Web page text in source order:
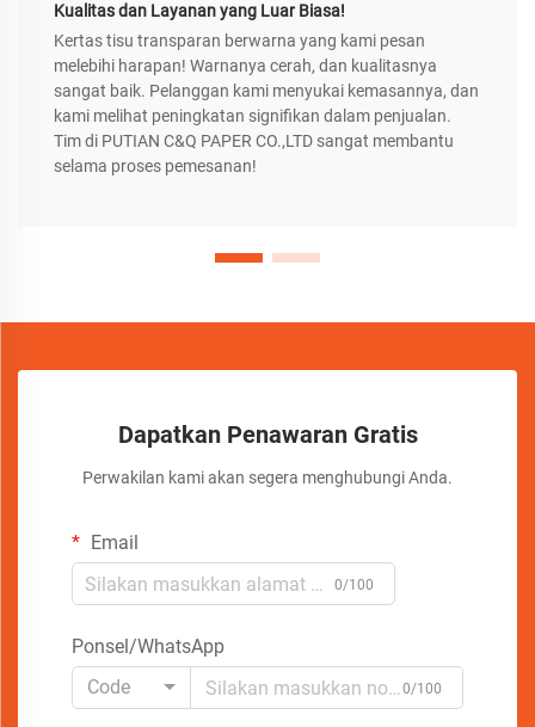
Kualitas dan Layanan yang Luar Biasa!
Kertas tisu transparan berwarna yang kami pesan
melebihi harapan! Warnanya cerah, dan kualitasnya
sangat baik. Pelanggan kami menyukai kemasannya, dan
kami melihat peningkatan signifikan dalam penjualan.
Tim di PUTIAN C&Q PAPER CO.,LTD sangat membantu
selama proses pemesanan!
Dapatkan Penawaran Gratis
Perwakilan kami akan segera menghubungi Anda.
Email
0/100
Ponsel/WhatsApp
Code
0/100